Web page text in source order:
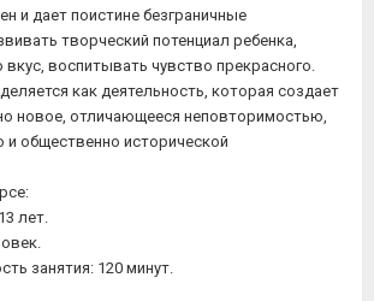
и дает поистине безграничные
творческий потенциал ребенка,
воспитывать чувство прекрасного.
как деятельность, которая создает
новое, отличающееся неповторимостью,
и общественно исторической
лет.
занятия: 120 минут.